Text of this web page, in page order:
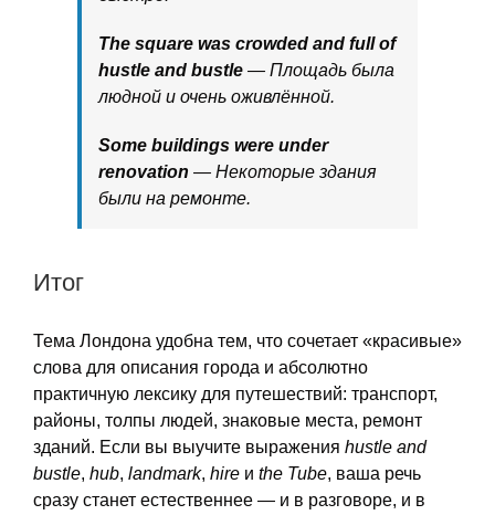
The square was crowded and full of
hustle and bustle — Площадь была
людной и очень оживлённой.
Some buildings were under
renovation — Некоторые здания
были на ремонте.
Итог
Тема Лондона удобна тем, что сочетает «красивые»
слова для описания города и абсолютно
практичную лексику для путешествий: транспорт,
районы, толпы людей, знаковые места, ремонт
зданий. Если вы выучите выражения hustle and
bustle, hub, landmark, hire и the Tube, ваша речь
сразу станет естественнее — и в разговоре, и в